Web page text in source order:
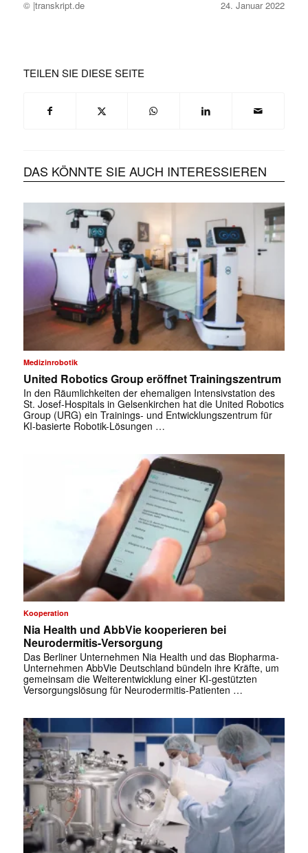
© |transkript.de 24. Januar 2022
TEILEN SIE DIESE SEITE
DAS KÖNNTE SIE AUCH INTERESSIEREN
Medizinrobotik
United Robotics Group eröffnet Trainingszentrum
In den Räumlichkeiten der ehemaligen Intensivstation des
St. Josef-Hospitals in Gelsenkirchen hat die United Robotics
Group (URG) ein Trainings- und Entwicklungszentrum für
KI-basierte Robotik-Lösungen …
Kooperation
Nia Health und AbbVie kooperieren bei
Neurodermitis-Versorgung
Das Berliner Unternehmen Nia Health und das Biopharma-
Unternehmen AbbVie Deutschland bündeln ihre Kräfte, um
gemeinsam die Weiterentwicklung einer KI-gestützten
Versorgungslösung für Neurodermitis-Patienten …